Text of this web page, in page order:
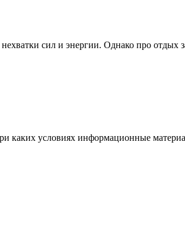
сил и энергии. Однако про отдых
условиях информационные